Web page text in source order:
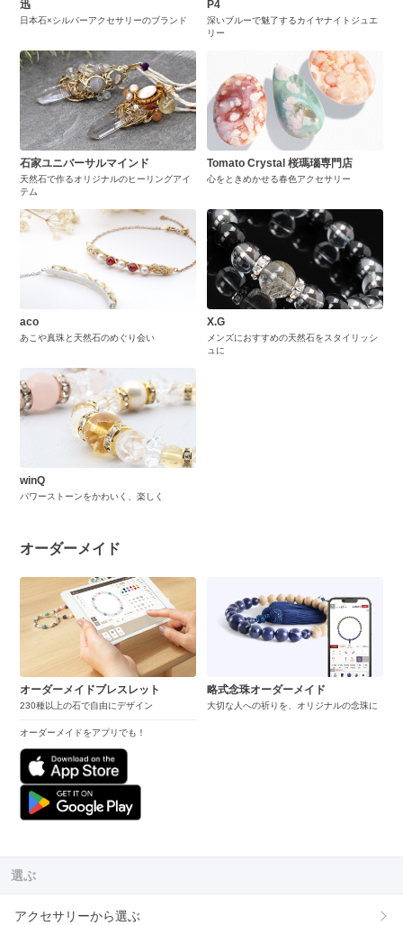
迅
日本石×シルバーアクセサリーのブランド
P4
深いブルーで魅了するカイヤナイトジュエ
リー
石家ユニバーサルマインド
天然石で作るオリジナルのヒーリングアイ
テム
Tomato Crystal 桜瑪瑙専門店
心をときめかせる春色アクセサリー
aco
あこや真珠と天然石のめぐり会い
X.G
メンズにおすすめの天然石をスタイリッシ
ュに
winQ
パワーストーンをかわいく、楽しく
オーダーメイド
オーダーメイドブレスレット
230種以上の石で自由にデザイン
オーダーメイドをアプリでも！
略式念珠オーダーメイド
大切な人への祈りを、オリジナルの念珠に
選ぶ
アクセサリーから選ぶ